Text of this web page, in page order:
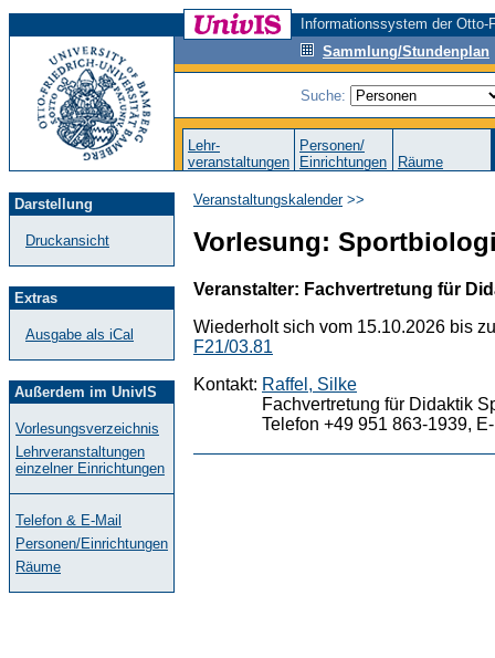
Informationssystem der
Sammlung/Stundenplan
Suche:
Lehr-
veranstaltungen
Personen/
Einrichtungen
Räume
Darstellung
Druckansicht
Extras
Ausgabe als iCal
Außerdem im UnivIS
Vorlesungsverzeichnis
Lehrveranstaltungen
einzelner Einrichtungen
Telefon & E-Mail
Personen/Einrichtungen
Räume
Veranstaltungskalender>>
Vorlesung:
Veranstalter: Fachvertretung für
Wiederholt sich vom 15.10.2026 bis
F21/03.81
Kontakt: Raffel, Silke
Fachvertretung für Didaktik
Telefon +49 951 863-1939,